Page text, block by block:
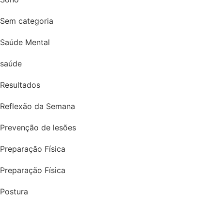
Sem categoria
Saúde Mental
saúde
Resultados
Reflexão da Semana
Prevenção de lesões
Preparação Física
Preparação Física
Postura